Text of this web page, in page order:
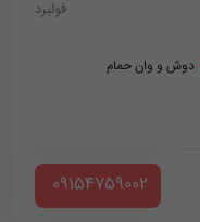
فولبرد
دوش و وان حمام
‪ 09154759002